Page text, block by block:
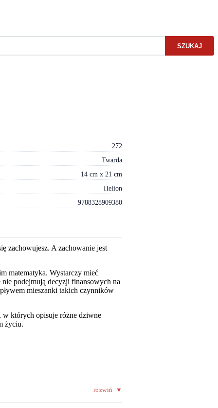
SZUKAJ
272
Twarda
14 cm x 21 cm
Helion
9788328909380
zachowujesz. A zachowanie jest
matematyka. Wystarczy mieć
podejmują decyzji finansowych na
mieszanki takich czynników
których opisuje różne dziwne
życiu.
rozwiń ▼